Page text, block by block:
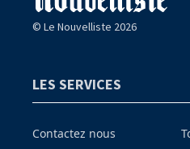
© Le Nouvelliste 2026
LES SERVICES
Contactez nous